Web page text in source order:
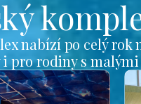
nabízí po celý rok
i pro rodiny s